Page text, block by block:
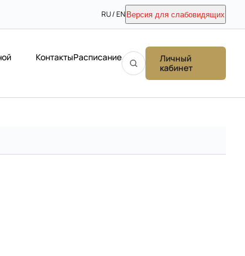
RU / EN Версия для слабовидящих
КонтактыРасписание
Личный
кабинет